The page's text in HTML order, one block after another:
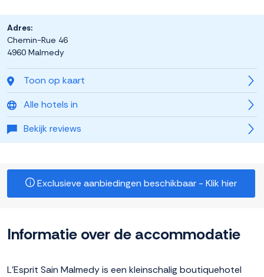
Toon op kaart
Alle hotels in
Bekijk reviews
Adres:
Chemin-Rue 46
4960 Malmedy
Exclusieve aanbiedingen beschikbaar - Klik hier
Informatie over de accommodatie
L'Esprit Sain Malmedy is een kleinschalig boutiquehotel